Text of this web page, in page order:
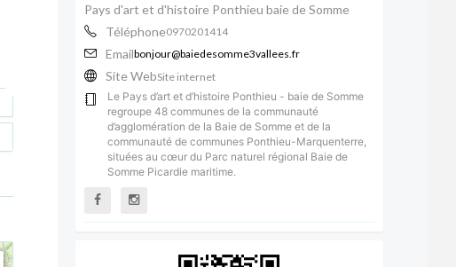
Pays d'art et d'histoire Ponthieu baie de Somme
Téléphone0970201414
Emailbonjour@baiedesomme3vallees.fr
Site WebSite internet
Le Pays d’art et d’histoire Ponthieu - baie de Somme
regroupe 48 communes de la communauté
d’agglomération de la Baie de Somme et de la
communauté de communes Ponthieu-Marquenterre,
situées au cœur du Parc naturel régional Baie de
Somme Picardie maritime.